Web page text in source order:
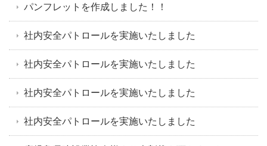
パンフレットを作成しました！！
社内安全パトロールを実施いたしました
社内安全パトロールを実施いたしました
社内安全パトロールを実施いたしました
社内安全パトロールを実施いたしました